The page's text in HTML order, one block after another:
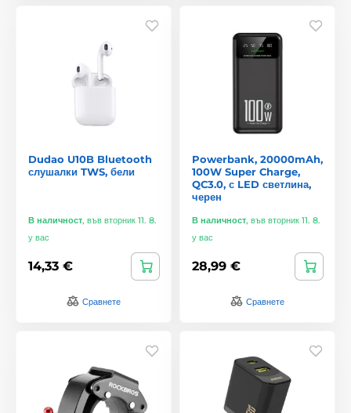
Dudao U10B Bluetooth
слушалки TWS, бели
В наличност, във вторник 11. 8.
у вас
14,33 €
Сравнете
Powerbank, 20000mAh,
100W Super Charge,
QC3.0, с LED светлина,
черен
В наличност, във вторник 11. 8.
у вас
28,99 €
Сравнете